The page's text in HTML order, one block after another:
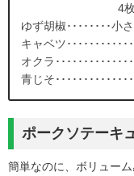
4枚
ゆず胡椒････････小
キャベツ･･･････････
オクラ･････････････
青じそ･････････････
ポークソテーキ
簡単なのに、ボリュー